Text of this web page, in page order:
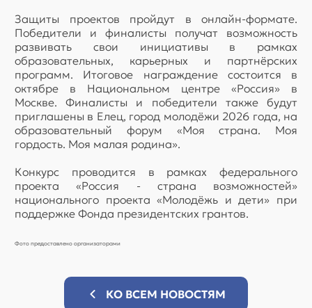
Защиты проектов пройдут в онлайн-формате.
Победители и финалисты получат возможность
развивать свои инициативы в рамках
образовательных, карьерных и партнёрских
программ. Итоговое награждение состоится в
октябре в Национальном центре «Россия» в
Москве. Финалисты и победители также будут
приглашены в Елец, город молодёжи 2026 года, на
образовательный форум «Моя страна. Моя
гордость. Моя малая родина».
Конкурс проводится в рамках федерального
проекта «Россия - страна возможностей»
национального проекта «Молодёжь и дети» при
поддержке Фонда президентских грантов.
Фото предоставлено организаторами
КО ВСЕМ НОВОСТЯМ